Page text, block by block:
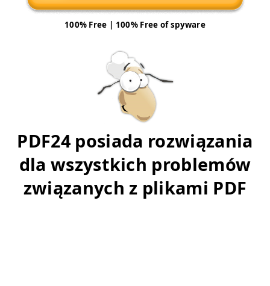
100% Free | 100% Free of spyware
PDF24 posiada rozwiązania
dla wszystkich problemów
związanych z plikami PDF